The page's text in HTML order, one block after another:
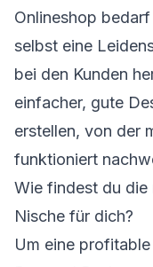
Onlineshop
selbst eine
bei den Kunden
einfacher, gute
erstellen, von der
funktioniert
Wie findest du die
Nische für dich?
Um eine